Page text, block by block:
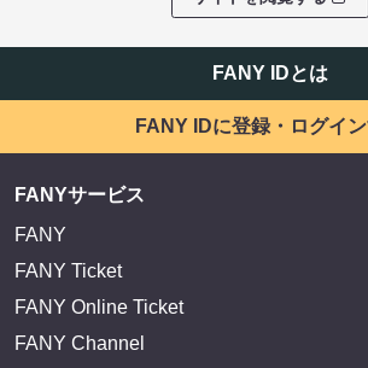
FANY IDとは
FANY IDに登録・ログイ
FANYサービス
FANY
FANY Ticket
FANY Online Ticket
FANY Channel